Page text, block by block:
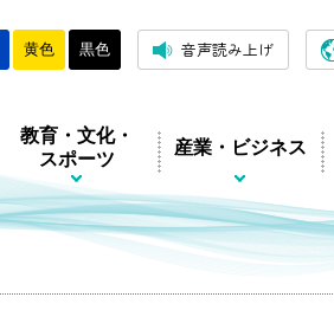
黄色 黒色 音声読み上げ
教育・文化・
スポーツ
産業・ビジネス